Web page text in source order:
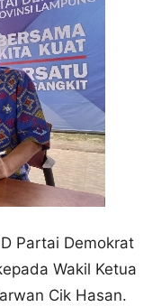
Partai Demokrat
Wakil Ketua
Cik Hasan.